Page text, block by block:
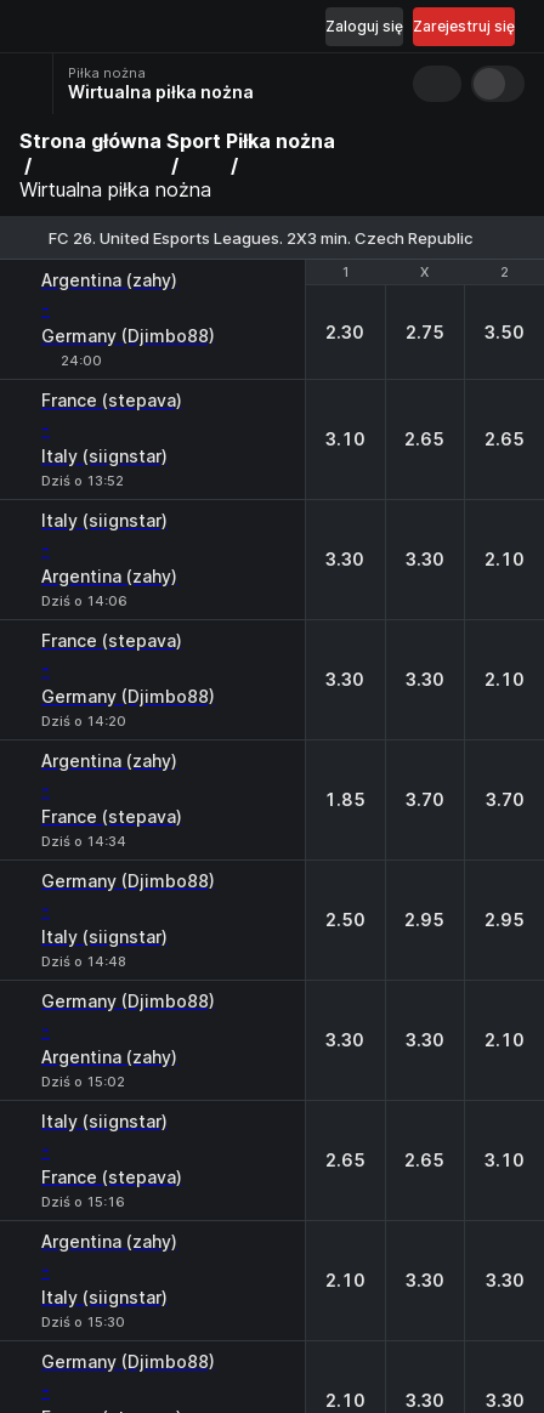
Zarejestruj się
Zaloguj się
Piłka nożna
Wirtualna piłka nożna
Strona główna Sport Piłka nożna
Wirtualna piłka nożna
FC 26. United Esports Leagues. 2X3 min. Czech Republic
1 X 2
Argentina (zahy)
-
Germany (Djimbo88)
24:00
1 X 2
2.30 2.75 3.50
France (stepava)
-
Italy (siignstar)
Dziś o 13:52
3.10 2.65 2.65
Italy (siignstar)
-
Argentina (zahy)
Dziś o 14:06
3.30 3.30 2.10
France (stepava)
-
Germany (Djimbo88)
Dziś o 14:20
3.30 3.30 2.10
Argentina (zahy)
-
France (stepava)
Dziś o 14:34
1.85 3.70 3.70
Germany (Djimbo88)
-
Italy (siignstar)
Dziś o 14:48
2.50 2.95 2.95
Germany (Djimbo88)
-
Argentina (zahy)
Dziś o 15:02
3.30 3.30 2.10
Italy (siignstar)
-
France (stepava)
Dziś o 15:16
2.65 2.65 3.10
Argentina (zahy)
-
Italy (siignstar)
Dziś o 15:30
2.10 3.30 3.30
Germany (Djimbo88)
- 2.10 3.30 3.30